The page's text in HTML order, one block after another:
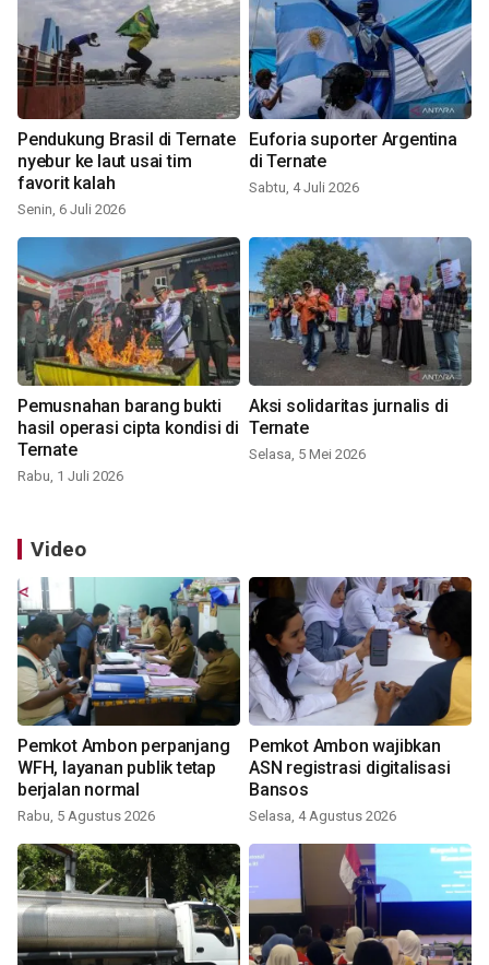
Pendukung Brasil di Ternate
nyebur ke laut usai tim
favorit kalah
Senin, 6 Juli 2026
Euforia suporter Argentina
di Ternate
Sabtu, 4 Juli 2026
Pemusnahan barang bukti
hasil operasi cipta kondisi di
Ternate
Rabu, 1 Juli 2026
Aksi solidaritas jurnalis di
Ternate
Selasa, 5 Mei 2026
Video
Pemkot Ambon perpanjang
WFH, layanan publik tetap
berjalan normal
Rabu, 5 Agustus 2026
Pemkot Ambon wajibkan
ASN registrasi digitalisasi
Bansos
Selasa, 4 Agustus 2026